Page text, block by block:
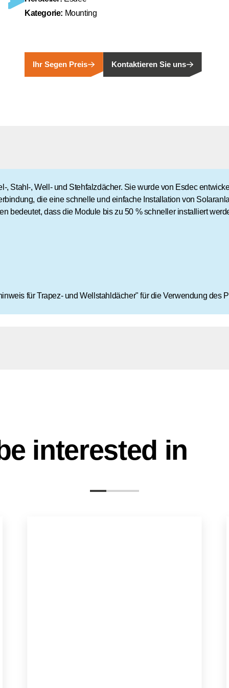
für neue und bestehende PV-Anlagen an.
und Roadshows, melden Sie sich für
und Dokumentation!
passenden PV-Installateur? Dann sind Sie bei uns genau richtig.
Kategorie: Mounting
Ihr Segen Preis Kontaktieren Sie uns
Stahl-, Well- und Stehfalzdächer. Sie wurde von Esdec
die eine schnelle und einfache Installation von
bedeutet, dass die Module bis zu 50 % schneller installiert
für Trapez- und Wellstahldächer" für die Verwendung des
interested in